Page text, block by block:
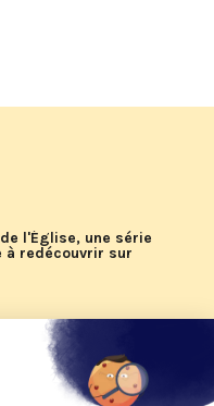
l'Église, une série
à redécouvrir sur
d'été 2026 de KTO